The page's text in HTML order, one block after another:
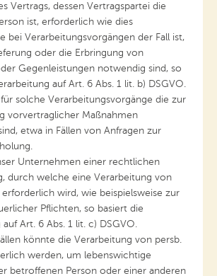
Vertrags, dessen Vertragspartei die
ist, erforderlich wie dies
bei Verarbeitungsvorgängen der Fall ist,
oder die Erbringung von
Gegenleistungen notwendig sind, so
auf Art. 6 Abs. 1 lit. b) DSGVO.
solche Verarbeitungsvorgänge die zur
vorvertraglicher Maßnahmen
etwa in Fällen von Anfragen zur
Unternehmen einer rechtlichen
durch welche eine Verarbeitung von
erforderlich wird, wie beispielsweise zur
Pflichten, so basiert die
Art. 6 Abs. 1 lit. c) DSGVO.
könnte die Verarbeitung von persb.
werden, um lebenswichtige
betroffenen Person oder einer anderen